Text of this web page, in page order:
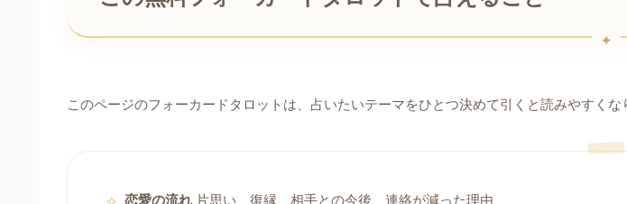
このページのフォーカードタロットは、占いたいテーマをひとつ決めて引くと読みやすく
恋愛の流れ 片思い、復縁、相手との今後、連絡が減った理由